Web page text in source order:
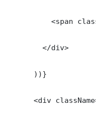
<span
        </div>
      ))}
<div